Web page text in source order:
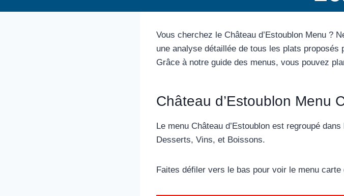
Vous cherchez le Château d’Estoublon Menu ?
une analyse détaillée de tous les plats
Grâce à notre guide des menus, vous pouvez
Château d’Estoublon Menu
Le menu Château d’Estoublon est regroupé
Desserts, Vins, et Boissons.
Faites défiler vers le bas pour voir le menu carte